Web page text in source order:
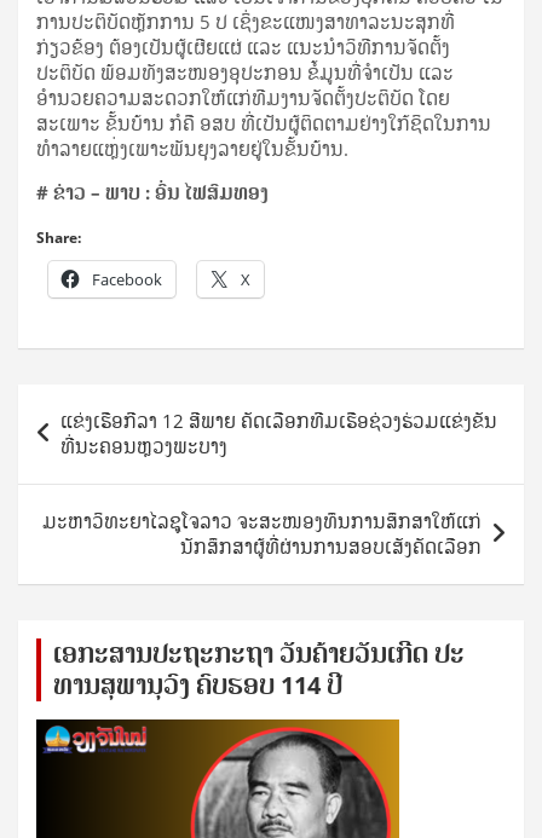
ການປະຕິບັດຫຼັກການ 5 ປ ເຊິ່ງຂະແໜງສາທາລະນະສຸກທີ່
ກ່ຽວຂ້ອງ ຕ້ອງເປັນຜູ້ເຜີຍແຜ່ ແລະ ແນະນໍາວິທີການຈັດຕັ້ງ
ປະຕິບັດ ພ້ອມທັງສະໜອງອຸປະກອນ ຂໍ້ມູນທີ່ຈຳເປັນ ແລະ
ອຳນວຍຄວາມສະດວກໃຫ້ແກ່ທີມງານຈັດຕັ້ງປະຕິບັດ ໂດຍ
ສະເພາະ ຂັ້ນບ້ານ ກໍຄື ອສບ ທີ່ເປັນຜູ້ຕິດຕາມຢ່າງໃກ້ຊິດໃນການ
ທຳລາຍແຫຼ່ງເພາະພັນຍຸງລາຍຢູ່ໃນຂັ້ນບ້ານ.
# ຂ່າວ – ພາບ : ອົ່ນ ໄຟສົມທອງ
Share:
Facebook X
navigation
ແຂ່ງເຮືອກີລາ 12 ສີພາຍ ຄັດເລືອກທີມເຮືອຊ່ວງຮ່ວມແຂ່ງຂັນ
ທີ່ນະຄອນຫຼວງພະບາງ
ມະຫາວິທະຍາໄລຊູໂຈລາວ ຈະສະໜອງທຶນການສຶກສາໃຫ້ແກ່
ນັກສຶກສາຜູ້ທີ່ຜ່ານການສອບເສັງຄັດເລືອກ
ເອ​ກະ​ສານ​ປະ​ຖະ​ກະ​ຖ​າ ວັນ​ຄ້າຍ​ວັນ​ເກີດ ປ​ະ​
ທານ​ສຸ​ພາ​ນຸ​ວົງ ຄົບ​ຮອບ 114 ປີ